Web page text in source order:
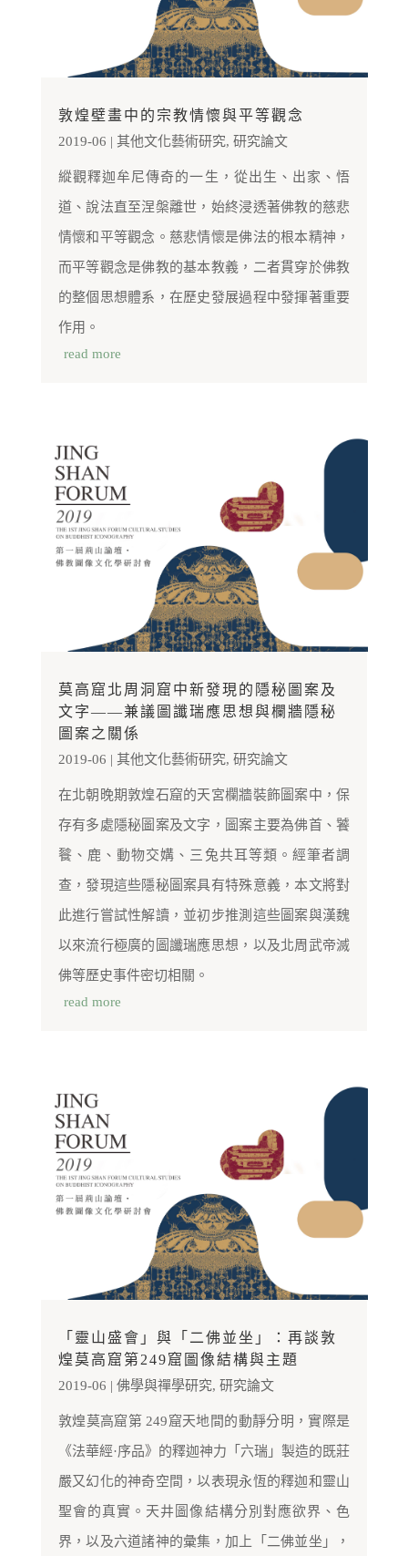
敦煌壁畫中的宗教情懷與平等觀念
2019-06 | 其他文化藝術研究, 研究論文
縱觀釋迦牟尼傳奇的一生，從出生、出家、悟
道、說法直至涅槃離世，始終浸透著佛教的慈悲
情懷和平等觀念。慈悲情懷是佛法的根本精神，
而平等觀念是佛教的基本教義，二者貫穿於佛教
的整個思想體系，在歷史發展過程中發揮著重要
作用。
read more
莫高窟北周洞窟中新發現的隱秘圖案及
文字——兼議圖讖瑞應思想與欄牆隱秘
圖案之關係
2019-06 | 其他文化藝術研究, 研究論文
在北朝晚期敦煌石窟的天宮欄牆裝飾圖案中，保
存有多處隱秘圖案及文字，圖案主要為佛首、饕
餮、鹿、動物交媾、三兔共耳等類。經筆者調
查，發現這些隱秘圖案具有特殊意義，本文將對
此進行嘗試性解讀，並初步推測這些圖案與漢魏
以來流行極廣的圖讖瑞應思想，以及北周武帝滅
佛等歷史事件密切相關。
read more
「靈山盛會」與「二佛並坐」：再談敦
煌莫高窟第249窟圖像結構與主題
2019-06 | 佛學與禪學研究, 研究論文
敦煌莫高窟第 249窟天地間的動靜分明，實際是
《法華經·序品》的釋迦神力「六瑞」製造的既莊
嚴又幻化的神奇空間，以表現永恆的釋迦和靈山
聖會的真實。天井圖像結構分別對應欲界、色
界，以及六道諸神的彙集，加上「二佛並坐」，